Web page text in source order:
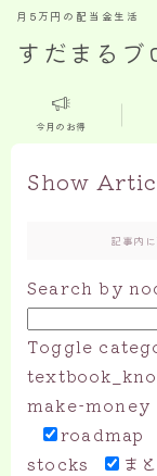
すだまるブ
月5万円の配当金生活
ホーム
高配当株
株主優待
お問い合せ
今月のお得
Show
記事内
Search by
Toggle
make-money
roadmap
stocks
ま